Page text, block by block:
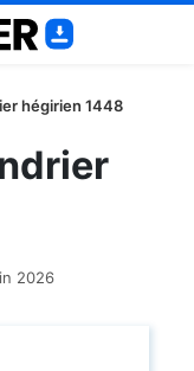
hégirien 1448
2026